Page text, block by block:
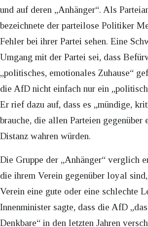
und auf deren „Anhänger“. Als
bezeichnete der parteilose Politiker
Fehler bei ihrer Partei sehen. Eine
Umgang mit der Partei sei, dass
„politisches, emotionales Zuhause“
die AfD nicht einfach nur ein
Er rief dazu auf, dass es „mündige,
brauche, die allen Parteien gegenüber
Distanz wahren würden.
Die Gruppe der „Anhänger“ verglich
die ihrem Verein gegenüber loyal
Verein eine gute oder eine schlechte
Innenminister sagte, dass die AfD
Denkbare“ in den letzten Jahren